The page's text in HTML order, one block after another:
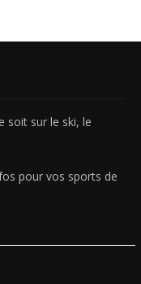
soit sur le ski, le
pour vos sports de